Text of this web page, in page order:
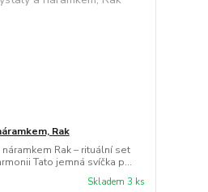
Rak
náramkem Rak – rituální set
Tato jemná svíčka p...
Skladem 3 ks